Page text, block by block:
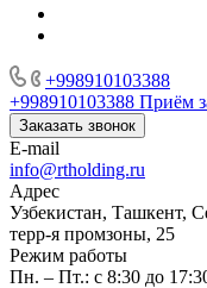
+998910103388
+998910103388 Приём
Заказать звонок
E-mail
info@rtholding.ru
Адрес
Узбекистан, Ташкент,
терр-я промзоны, 25
Режим работы
Пн. – Пт.: с 8:30 до